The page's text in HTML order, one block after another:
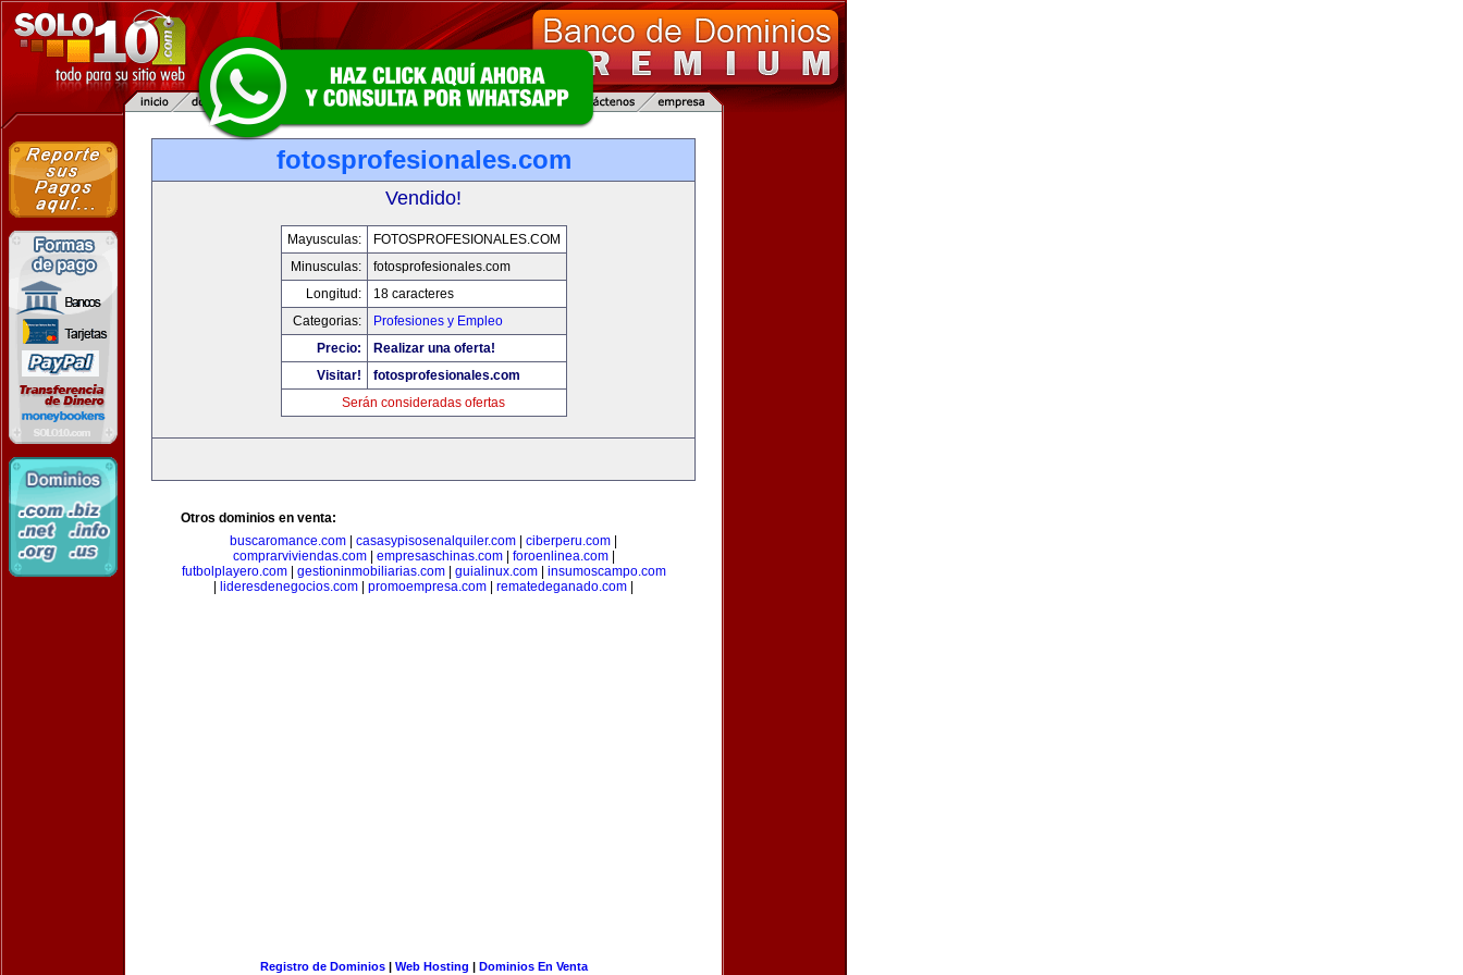
fotosprofesionales.com
Vendido!
Mayusculas:
FOTOSPROFESIONALES.COM
Minusculas:
fotosprofesionales.com
Longitud:
18 caracteres
Categorias:
Profesiones y Empleo
Precio:
Realizar una oferta!
Visitar!
fotosprofesionales.com
Serán consideradas ofertas
Otros dominios en venta:
buscaromance.com
casasypisosenalquiler.com ciberperu.com
comprarviviendas.com| empresaschinas.com| foroenlinea.com|
futbolplayero.com| gestioninmobiliarias.com| guialinux.com| insumoscampo.com
lideresdenegocios.com promoempresa.com rematedeganado.com
Registro de Dominios| Web Hosting | Dominios En Venta